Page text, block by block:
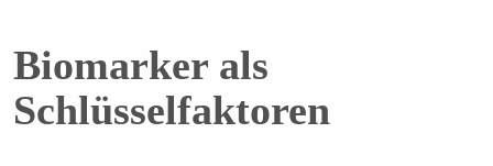
Biomarker als
Schlüsselfaktoren